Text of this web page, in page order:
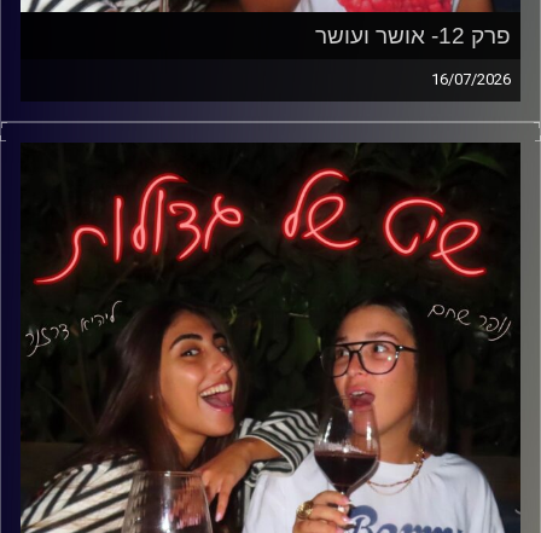
פרק 12- אושר ועושר
16/07/2026
קפה ב20 שקל, ג'ינס ב300 שקל, כרטיס למסיבה ב400 שקל
ודירה שנראית רחוקה מתמיד. בפרק הזה אנחנו מדברות על
יוקר המחיה, על למה הכל נהיה כל כך יקר, על הטענות שהדור
שלנו לא יודע לחסוך ועל התחושה שלא משנה כמה עובדים-
הכל רק ממשיך להתייקר.
להעלות גם ליוטיוב בשם:
קרדיט תמונות: נופר שחם